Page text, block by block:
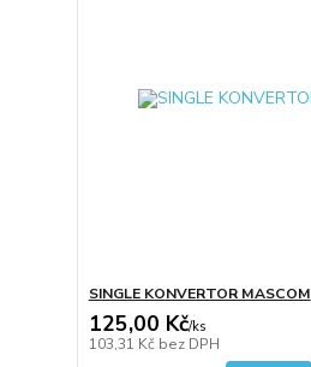
SINGLE KONVERTOR MASCOM
125,00 Kč/ks
103,31 Kč bez DPH